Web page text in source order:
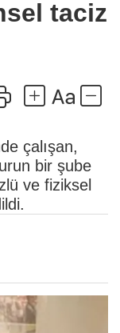
taciz
çalışan,
bir şube
ve fiziksel